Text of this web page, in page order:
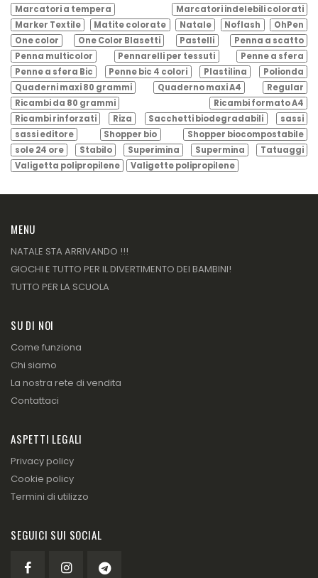
Marcatori a tempera
Marcatori indelebili colorati
Marker Textile
Matite colorate Natale Noflash
OhPen
One color
One Color Blasetti Pastelli
Penna a scatto
Penna multicolor
Pennarelli per tessuti
Penne a sfera
Penne a sfera Bic
Penne bic 4 colori Plastilina
Polionda
Quaderni maxi 80 grammi
Quaderno maxi A4
Regular
Ricambi da 80 grammi
Ricambi formato A4
Ricambi rinforzati
Riza Sacchetti biodegradabili
sassi
sassi editore
Shopper bio
Shopper biocompostabile
sole 24 ore
Stabilo Superimina Supermina
Tatuaggi
Valigetta polipropilene
Valigette polipropilene
MENU
NATALE STA ARRIVANDO !!!
GIOCHI E TUTTO PER IL DIVERTIMENTO DEI BAMBINI!
TUTTO PER LA SCUOLA
SU DI NOI
Come funziona
Chi siamo
La nostra rete di vendita
Contattaci
ASPETTI LEGALI
Privacy policy
Cookie policy
Termini di utilizzo
SEGUICI SUI SOCIAL